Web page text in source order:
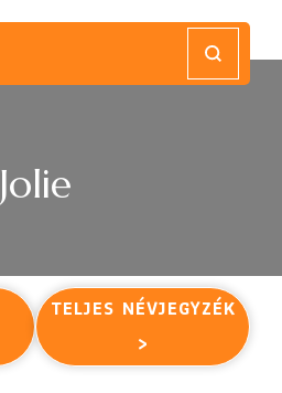
Jolie
TELJES NÉVJEGYZÉK
>